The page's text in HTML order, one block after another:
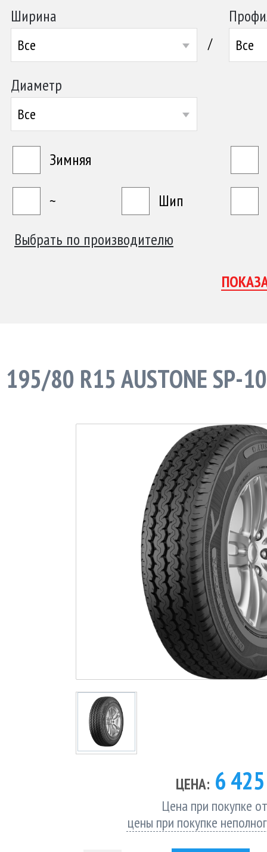
Ширина
Все / Все
Диаметр
Все
Зимняя
~
Шип
Выбрать по производителю
195/80 R15 AUSTONE SP-
ЦЕНА: 6
Цена при покупке
цены при покупке